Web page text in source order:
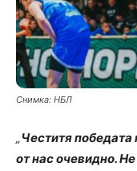
Снимка: НБЛ
„Честитя
от нас очевидно.